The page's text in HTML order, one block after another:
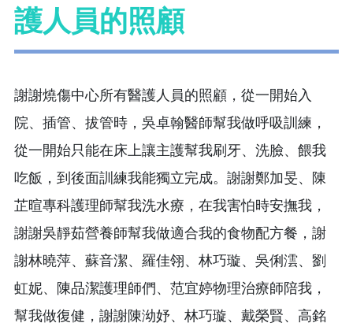
護人員的照顧
謝謝燒傷中心所有醫護人員的照顧，從一開始入
院、插管、拔管時，吳卓翰醫師幫我做呼吸訓練，
從一開始只能在床上讓主護幫我刷牙、洗臉、餵我
吃飯，到後面訓練我能獨立完成。謝謝鄭加旻、陳
芷暄專科護理師幫我洗水療，在我害怕時安撫我，
謝謝吳靜茹營養師幫我做適合我的食物配方餐，謝
謝林曉萍、蘇音潔、羅佳翎、林巧璇、吳俐澐、劉
虹妮、陳品潔護理師們、范宜婷物理治療師陪我，
幫我做復健，謝謝陳泑妤、林巧璇、戴榮賢、高銘